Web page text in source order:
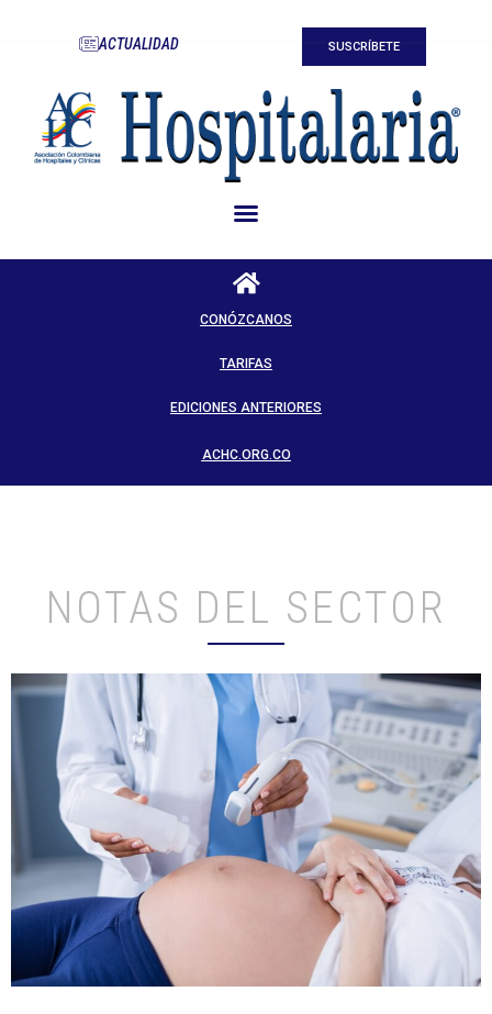
ACTUALIDAD SUSCRÍBETE
CONÓZCANOS
TARIFAS
EDICIONES ANTERIORES
ACHC.ORG.CO
NOTAS DEL SECTOR